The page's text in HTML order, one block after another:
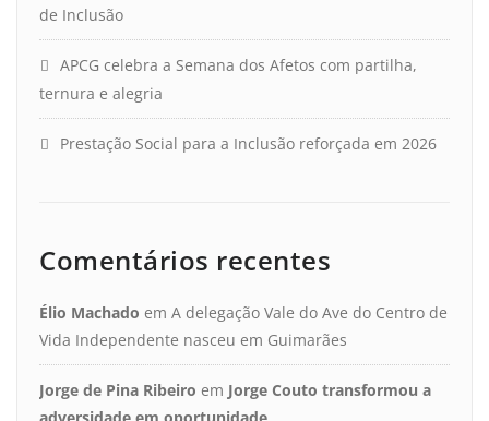
de Inclusão
APCG celebra a Semana dos Afetos com partilha,
ternura e alegria
Prestação Social para a Inclusão reforçada em 2026
Comentários recentes
Élio Machado em A delegação Vale do Ave do Centro de
Vida Independente nasceu em Guimarães
Jorge de Pina Ribeiro em Jorge Couto transformou a